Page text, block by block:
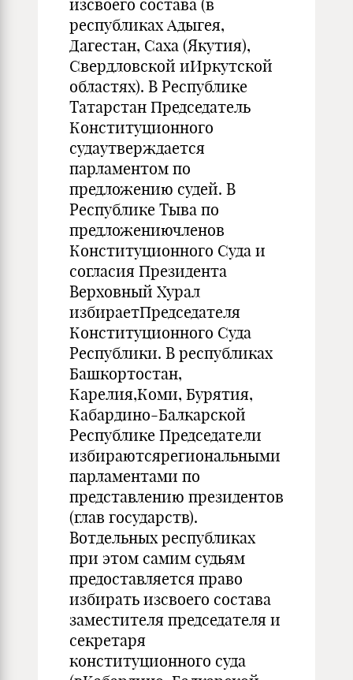
изсвоего состава (в
республиках Адыгея,
Дагестан, Саха (Якутия),
Свердловской иИркутской
областях). В Республике
Татарстан Председатель
Конституционного
судаутверждается
парламентом по
предложению судей. В
Республике Тыва по
предложениючленов
Конституционного Суда и
согласия Президента
Верховный Хурал
избираетПредседателя
Конституционного Суда
Республики. В республиках
Башкортостан,
Карелия,Коми, Бурятия,
Кабардино-Балкарской
Республике Председатели
избираютсярегиональными
парламентами по
представлению президентов
(глав государств).
Вотдельных республиках
при этом самим судьям
предоставляется право
избирать изсвоего состава
заместителя председателя и
секретаря
конституционного суда